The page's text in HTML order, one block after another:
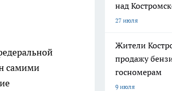
самими
над
27 июля
Жители
продажу
госномерам
9 июля